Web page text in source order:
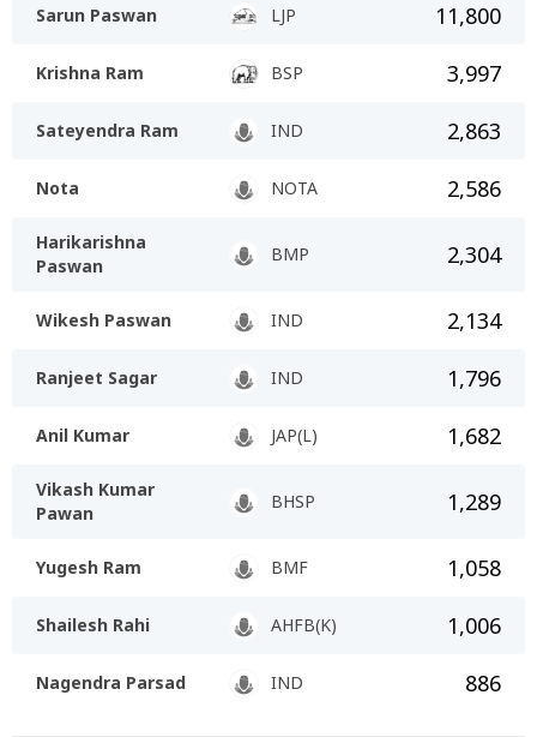
Sarun Paswan LJP 11,800
Krishna Ram BSP 3,997
Sateyendra Ram IND 2,863
Nota NOTA 2,586
Harikarishna
Paswan
BMP 2,304
Wikesh Paswan IND 2,134
Ranjeet Sagar IND 1,796
Anil Kumar JAP(L) 1,682
Vikash Kumar
Pawan
BHSP 1,289
Yugesh Ram BMF 1,058
Shailesh Rahi AHFB(K) 1,006
Nagendra Parsad IND 886